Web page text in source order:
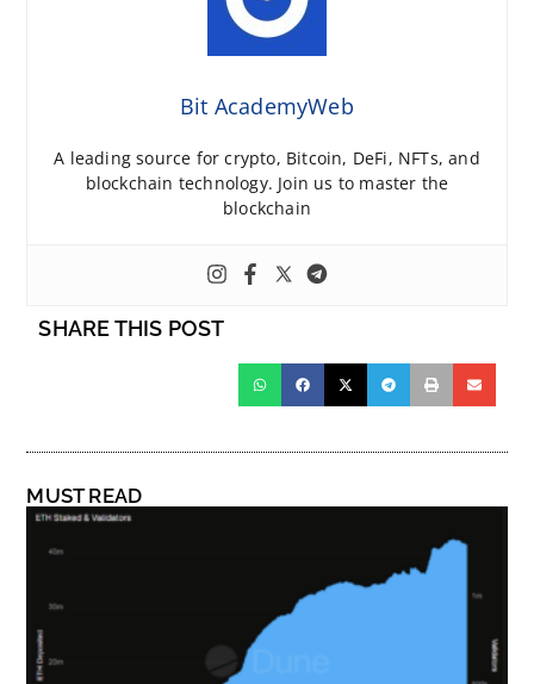
Bit AcademyWeb
A leading source for crypto, Bitcoin, DeFi, NFTs, and
blockchain technology. Join us to master the
blockchain
SHARE THIS POST
MUST READ